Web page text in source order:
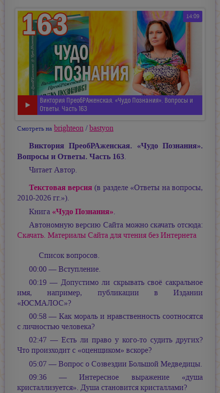
14:09
Виктория ПреобРАженская. «Чудо Познания». Вопросы и
Ответы. Часть 163
Смотреть на brighteon /bastyon
Виктория ПреобРАженская. «Чудо Познания».
Вопросы и Ответы. Часть 163.
Читает Автор.
Текстовая версия(в разделе «Ответы на вопросы,
2010-2026 гг.»).
Книга «Чудо Познания».
Автономную версию Сайта можно скачать отсюда:
Скачать. Материалы Сайта для чтения без Интернета
Список вопросов.
00:00 — Вступление.
00:19 — Допустимо ли скрывать своё сакральное
имя, например, публикации в Издании
«ЮСМАЛОС»?
00:58 — Как мораль и нравственность соотносятся
с личностью человека?
02:47 — Есть ли право у кого-то судить других?
Что произходит с «оценщиком» вскоре?
05:07 — Вопрос о Созвездии Большой Медведицы.
09:36 — Интересное выражение «душа
кристаллизуется». Душа становится кристаллами?